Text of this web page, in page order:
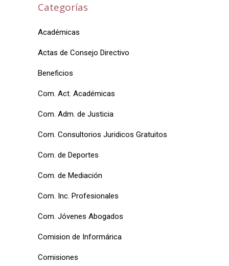
Categorías
Académicas
Actas de Consejo Directivo
Beneficios
Com. Act. Académicas
Com. Adm. de Justicia
Com. Consultorios Juridicos Gratuitos
Com. de Deportes
Com. de Mediación
Com. Inc. Profesionales
Com. Jóvenes Abogados
Comision de Informárica
Comisiones